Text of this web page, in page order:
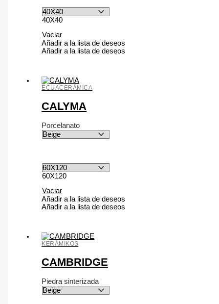
40X40
Vaciar
Añadir a la lista de deseos
Añadir a la lista de deseos
ECUACERÁMICA
CALYMA
Porcelanato
60X120
Vaciar
Añadir a la lista de deseos
Añadir a la lista de deseos
KERÁMIKOS
CAMBRIDGE
Piedra sinterizada